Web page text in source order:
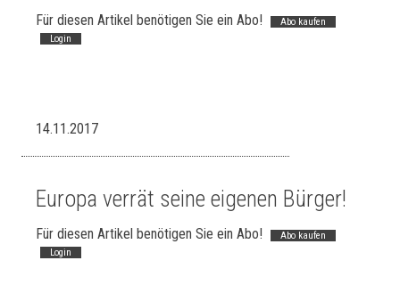
Für diesen Artikel benötigen Sie ein Abo!
Abo kaufen
Login
14.11.2017
Europa verrät seine eigenen Bürger!
Für diesen Artikel benötigen Sie ein Abo!
Abo kaufen
Login